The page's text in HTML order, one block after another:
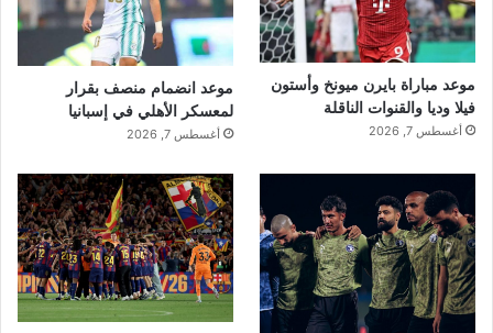
موعد مباراة بايرن ميونخ وأستون
فيلا وديا والقنوات الناقلة
أغسطس 7, 2026
موعد انضمام منصف بقرار
لمعسكر الأهلي في إسبانيا
أغسطس 7, 2026